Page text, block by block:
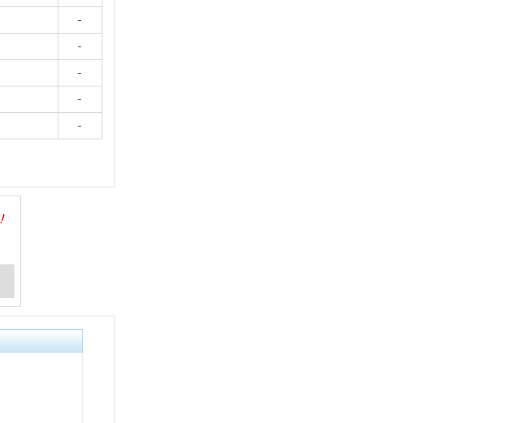
-
-
-
-
-